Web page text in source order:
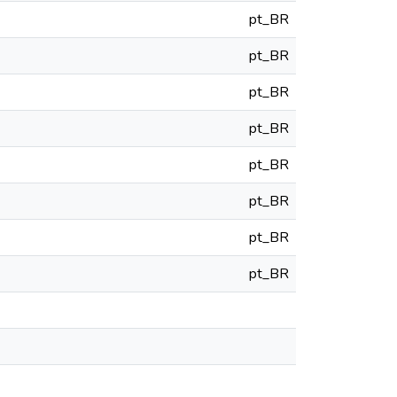
pt_BR
pt_BR
pt_BR
pt_BR
pt_BR
pt_BR
pt_BR
pt_BR